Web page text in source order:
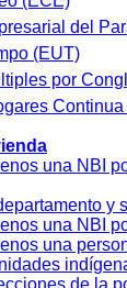
del
(EUT)
por
una NBI
y
una NBI
una
de la